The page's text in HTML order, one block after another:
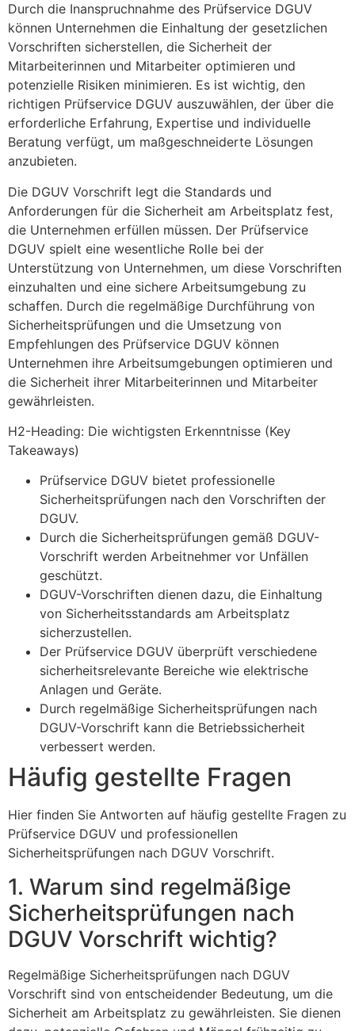
Durch die Inanspruchnahme des Prüfservice DGUV
können Unternehmen die Einhaltung der gesetzlichen
Vorschriften sicherstellen, die Sicherheit der
Mitarbeiterinnen und Mitarbeiter optimieren und
potenzielle Risiken minimieren. Es ist wichtig, den
richtigen Prüfservice DGUV auszuwählen, der über die
erforderliche Erfahrung, Expertise und individuelle
Beratung verfügt, um maßgeschneiderte Lösungen
anzubieten.
Die DGUV Vorschrift legt die Standards und
Anforderungen für die Sicherheit am Arbeitsplatz fest,
die Unternehmen erfüllen müssen. Der Prüfservice
DGUV spielt eine wesentliche Rolle bei der
Unterstützung von Unternehmen, um diese Vorschriften
einzuhalten und eine sichere Arbeitsumgebung zu
schaffen. Durch die regelmäßige Durchführung von
Sicherheitsprüfungen und die Umsetzung von
Empfehlungen des Prüfservice DGUV können
Unternehmen ihre Arbeitsumgebungen optimieren und
die Sicherheit ihrer Mitarbeiterinnen und Mitarbeiter
gewährleisten.
H2-Heading: Die wichtigsten Erkenntnisse (Key
Takeaways)
Prüfservice DGUV bietet professionelle
Sicherheitsprüfungen nach den Vorschriften der
DGUV.
Durch die Sicherheitsprüfungen gemäß DGUV-
Vorschrift werden Arbeitnehmer vor Unfällen
geschützt.
DGUV-Vorschriften dienen dazu, die Einhaltung
von Sicherheitsstandards am Arbeitsplatz
sicherzustellen.
Der Prüfservice DGUV überprüft verschiedene
sicherheitsrelevante Bereiche wie elektrische
Anlagen und Geräte.
Durch regelmäßige Sicherheitsprüfungen nach
DGUV-Vorschrift kann die Betriebssicherheit
verbessert werden.
Häufig gestellte Fragen
Hier finden Sie Antworten auf häufig gestellte Fragen zu
Prüfservice DGUV und professionellen
Sicherheitsprüfungen nach DGUV Vorschrift.
1. Warum sind regelmäßige
Sicherheitsprüfungen nach
DGUV Vorschrift wichtig?
Regelmäßige Sicherheitsprüfungen nach DGUV
Vorschrift sind von entscheidender Bedeutung, um die
Sicherheit am Arbeitsplatz zu gewährleisten. Sie dienen